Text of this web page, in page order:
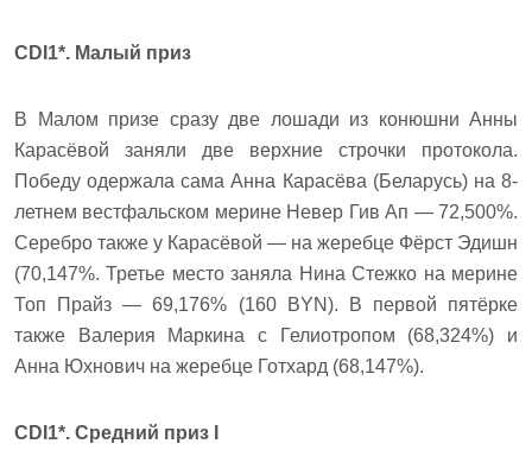
CDI1*. Малый приз
В Малом призе сразу две лошади из конюшни Анны
Карасёвой заняли две верхние строчки протокола.
Победу одержала сама Анна Карасёва (Беларусь) на 8-
летнем вестфальском мерине Невер Гив Ап — 72,500%.
Серебро также у Карасёвой — на жеребце Фёрст Эдишн
(70,147%. Третье место заняла Нина Стежко на мерине
Топ Прайз — 69,176% (160 BYN). В первой пятёрке
также Валерия Маркина с Гелиотропом (68,324%) и
Анна Юхнович на жеребце Готхард (68,147%).
CDI1*. Средний приз I